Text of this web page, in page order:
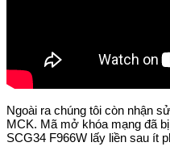
Ngoài ra chúng tôi còn nhận
MCK. Mã mở khóa mạng đã
SCG34 F966W lấy liền sau ít